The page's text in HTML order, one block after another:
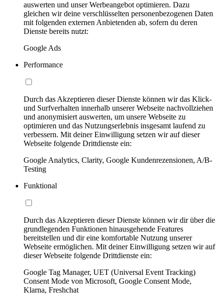
auswerten und unser Werbeangebot optimieren. Dazu
gleichen wir deine verschlüsselten personenbezogenen Daten
mit folgenden externen Anbietenden ab, sofern du deren
Dienste bereits nutzt:
Google Ads
Performance
Durch das Akzeptieren dieser Dienste können wir das Klick-
und Surfverhalten innerhalb unserer Webseite nachvollziehen
und anonymisiert auswerten, um unsere Webseite zu
optimieren und das Nutzungserlebnis insgesamt laufend zu
verbessern. Mit deiner Einwilligung setzen wir auf dieser
Webseite folgende Drittdienste ein:
Google Analytics, Clarity, Google Kundenrezensionen, A/B-
Testing
Funktional
Durch das Akzeptieren dieser Dienste können wir dir über die
grundlegenden Funktionen hinausgehende Features
bereitstellen und dir eine komfortable Nutzung unserer
Webseite ermöglichen. Mit deiner Einwilligung setzen wir auf
dieser Webseite folgende Drittdienste ein:
Google Tag Manager, UET (Universal Event Tracking)
Consent Mode von Microsoft, Google Consent Mode,
Klarna, Freshchat